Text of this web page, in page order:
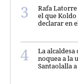
Rafa
el que Koldo
declarar en
La
noquea a la
Santaolalla